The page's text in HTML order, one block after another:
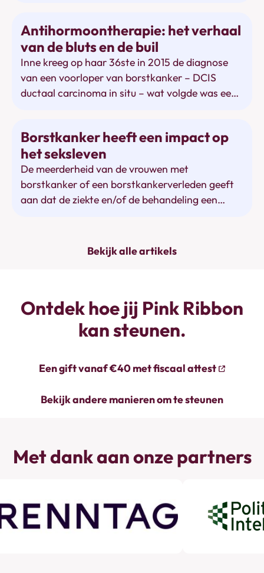
Bekijk alle artikels
niet voor vrouwen met een hormoongevoelige
borstkanker. Zij slikken beter geen
kurkumasupplementen.
Antihormoontherapie: het verhaal
van de bluts en de buil
Inne kreeg op haar 36ste in 2015 de diagnose
van een voorloper van borstkanker – DCIS
ductaal carcinoma in situ – wat volgde was een
antihormoontherapie werd voorgeschreven,
omdat de tumor hormoongevoelig was. Vijf jaar
lang moest Inne één pilletje per dag slikken. Nu
het einde van die therapie reeds 1,5 jaar voorbij
is, doet Inne haar persoonlijke verhaal over haar
medicatie haar kansen voor de toekomst
gemaximaliseerd heeft en noemt de
Borstkanker heeft een impact op
het seksleven
De meerderheid van de vrouwen met
borstkanker of een borstkankerverleden geeft
aan dat de ziekte en/of de behandeling een
Ontdek hoe jij Pink Ribbon
kan steunen.
Een gift vanaf €40 met fiscaal attest
Bekijk andere manieren om te steunen
Met dank aan onze partners